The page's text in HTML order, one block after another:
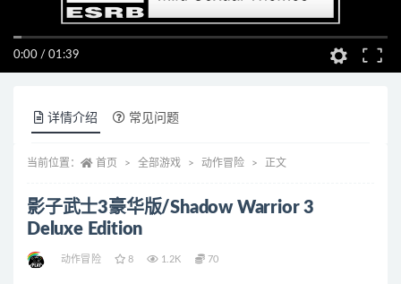
0:00 / 01:39
详情介绍 常见问题
当前位置： 首页 全部游戏 动作冒险 正文
影子武士3豪华版/Shadow Warrior 3
Deluxe Edition
动作冒险 8 1.2K 70